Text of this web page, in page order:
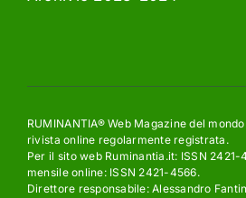
RUMINANTIA® Web Magazine del
rivista online regolarmente registrata.
Per il sito web Ruminantia.it: ISSN
mensile online: ISSN 2421-4566.
Direttore responsabile: Alessandro